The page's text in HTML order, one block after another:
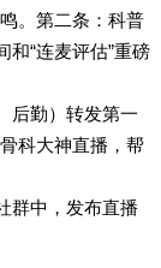
。第二条：科普
“连麦评估”重磅
勤）转发第一
科大神直播，帮
中，发布直播